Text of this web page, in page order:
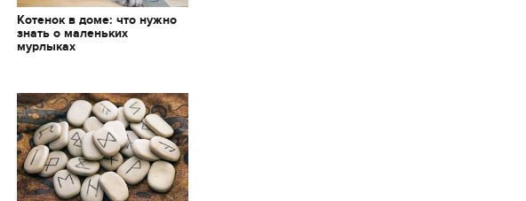
Котенок в доме: что нужно
знать о маленьких
мурлыках